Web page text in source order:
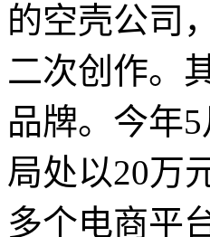
的空壳公司
二次创作。
品牌。今年
局处以20万
多个电商平